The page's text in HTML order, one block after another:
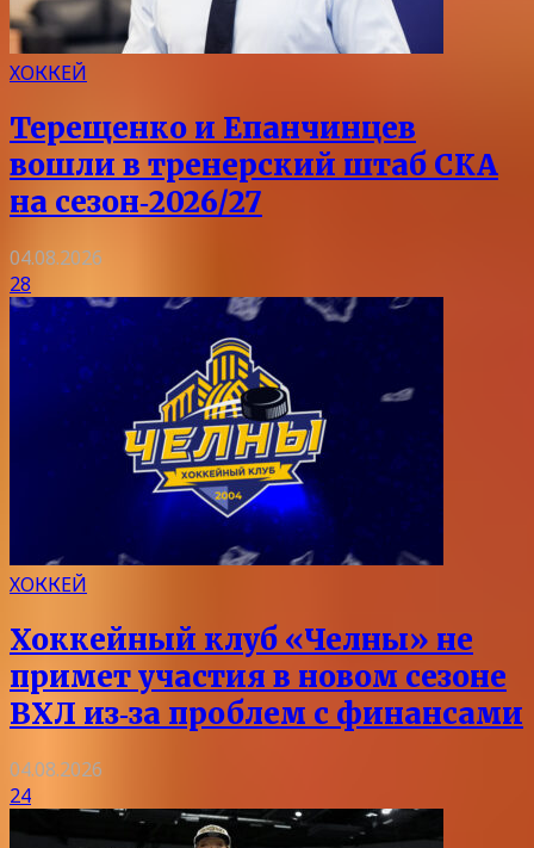
ХОККЕЙ
Терещенко и Епанчинцев
вошли в тренерский штаб СКА
на сезон‑2026/27
04.08.2026
28
ХОККЕЙ
Хоккейный клуб «Челны» не
примет участия в новом сезоне
ВХЛ из‑за проблем с финансами
04.08.2026
24